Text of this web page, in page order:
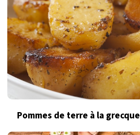
Pommes de terre à la grecque